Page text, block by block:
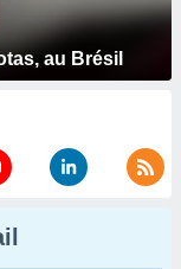
au Brésil